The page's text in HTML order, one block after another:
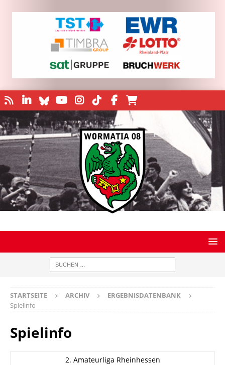
STARTSEITE ARCHIV
ERGEBNISDATENBANK
Spielinfo
Spielinfo
2. Amateurliga Rheinhessen